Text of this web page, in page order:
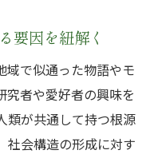
要因を紐解く
域で似通った物語やモ
究者や愛好者の興味を
類が共通して持つ根源
社会構造の形成に対す